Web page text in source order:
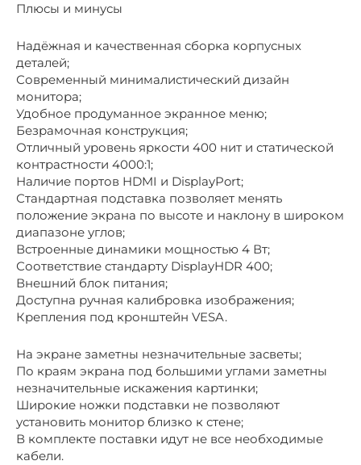
Плюсы и минусы
Надёжная и качественная сборка корпусных
деталей;
Современный минималистический дизайн
монитора;
Удобное продуманное экранное меню;
Безрамочная конструкция;
Отличный уровень яркости 400 нит и статической
контрастности 4000:1;
Наличие портов HDMI и DisplayPort;
Стандартная подставка позволяет менять
положение экрана по высоте и наклону в широком
диапазоне углов;
Встроенные динамики мощностью 4 Вт;
Соответствие стандарту DisplayHDR 400;
Внешний блок питания;
Доступна ручная калибровка изображения;
Крепления под кронштейн VESA.
На экране заметны незначительные засветы;
По краям экрана под большими углами заметны
незначительные искажения картинки;
Широкие ножки подставки не позволяют
установить монитор близко к стене;
В комплекте поставки идут не все необходимые
кабели.